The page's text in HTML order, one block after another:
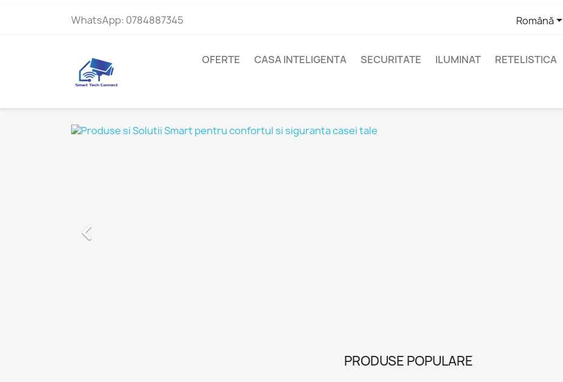
WhatsApp: 0784887345 Română
OFERTE CASA INTELIGENTA SECURITATE ILUMINAT RETELISTICA

PRODUSE POPULARE